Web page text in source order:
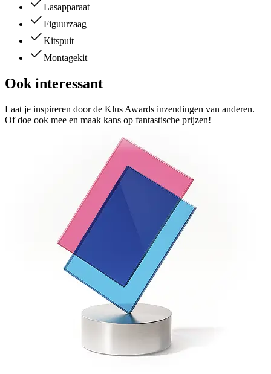
Lasapparaat
Figuurzaag
Kitspuit
Montagekit
Ook interessant
Laat je inspireren door de Klus Awards inzendingen van anderen.
Of doe ook mee en maak kans op fantastische prijzen!